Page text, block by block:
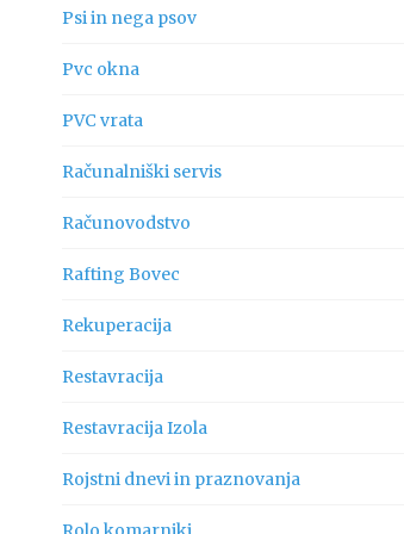
Psi in nega psov
Pvc okna
PVC vrata
Računalniški servis
Računovodstvo
Rafting Bovec
Rekuperacija
Restavracija
Restavracija Izola
Rojstni dnevi in praznovanja